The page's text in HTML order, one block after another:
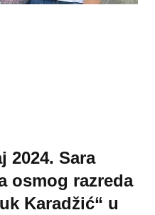
2024. Sara
osmog razreda
Karadžić“ u